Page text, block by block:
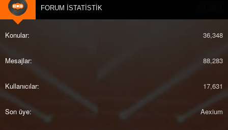
djberkFORUM İSTATISTIK
Konular 36,348
Mesajlar 88,283
Kullanıcılar 17,631
Son üye Aexium